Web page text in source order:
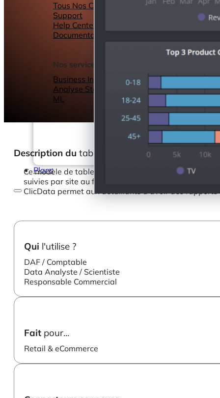
Tous Nos Canaux de
Support
Help Center &
Documentation
Nos services
Business Intelligence
Analyse Statistique &
ML
Tableaux de
Notre blog
Plans
Description du tableau de bord
Ce modèle de tableau de bord fournit des
suivies par site au fil du temps afin d’identifier les
ClicData permet aux détaillants d’avoir des
Qui l'utilise ?
DAF / Comptable
Data Analyste / Scientiste
Responsable Commercial
Fait pour...
Retail & eCommerce